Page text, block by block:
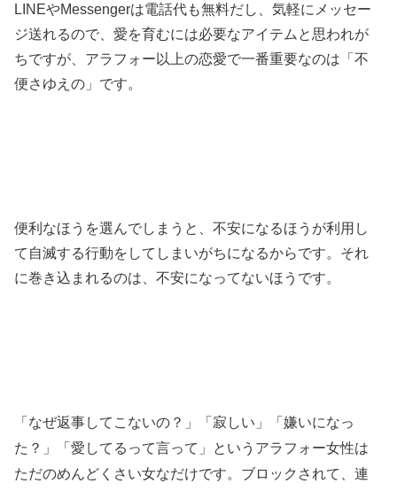
LINEやMessengerは電話代も無料だし、気軽にメッセー
ジ送れるので、愛を育むには必要なアイテムと思われが
ちですが、アラフォー以上の恋愛で一番重要なのは「不
便さゆえの」です。
便利なほうを選んでしまうと、不安になるほうが利用し
て自滅する行動をしてしまいがちになるからです。それ
に巻き込まれるのは、不安になってないほうです。
「なぜ返事してこないの？」「寂しい」「嫌いになっ
た？」「愛してるって言って」というアラフォー女性は
ただのめんどくさい女なだけです。ブロックされて、連